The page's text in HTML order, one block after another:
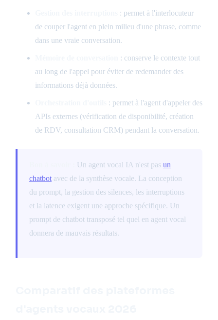
: permet à l'interlocuteur
de couper l'agent en plein milieu d'une phrase, comme
dans une vraie conversation.
: conserve le contexte tout
au long de l'appel pour éviter de redemander des
informations déjà données.
: permet à l'agent d'appeler des
APIs externes (vérification de disponibilité, création
de RDV, consultation CRM) pendant la conversation.
Un agent vocal IA n'est pas un
chatbot avec de la synthèse vocale. La conception
du prompt, la gestion des silences, les interruptions
et la latence exigent une approche spécifique. Un
prompt de chatbot transposé tel quel en agent vocal
donnera de mauvais résultats.